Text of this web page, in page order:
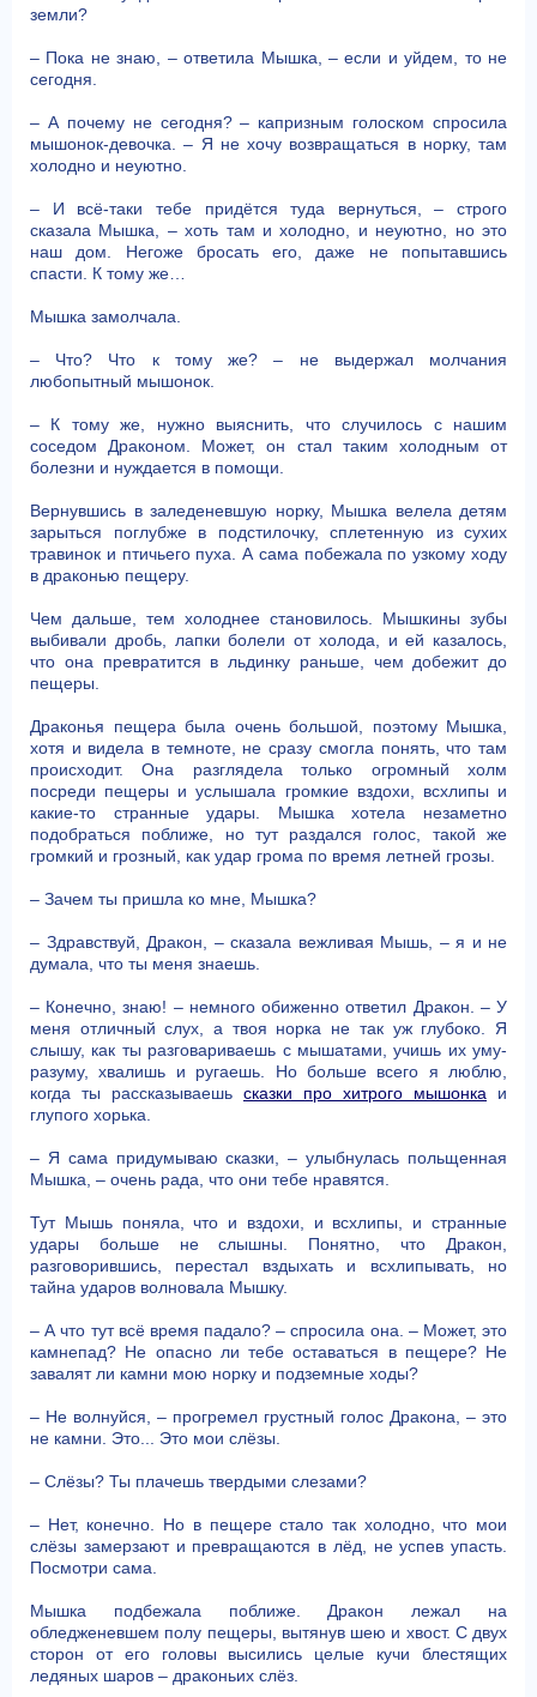
земли?
– Пока не знаю, – ответила Мышка, – если и уйдем, то не
сегодня.
– А почему не сегодня? – капризным голоском спросила
мышонок-девочка. – Я не хочу возвращаться в норку, там
холодно и неуютно.
– И всё-таки тебе придётся туда вернуться, – строго
сказала Мышка, – хоть там и холодно, и неуютно, но это
наш дом. Негоже бросать его, даже не попытавшись
спасти. К тому же…
Мышка замолчала.
– Что? Что к тому же? – не выдержал молчания
любопытный мышонок.
– К тому же, нужно выяснить, что случилось с нашим
соседом Драконом. Может, он стал таким холодным от
болезни и нуждается в помощи.
Вернувшись в заледеневшую норку, Мышка велела детям
зарыться поглубже в подстилочку, сплетенную из сухих
травинок и птичьего пуха. А сама побежала по узкому ходу
в драконью пещеру.
Чем дальше, тем холоднее становилось. Мышкины зубы
выбивали дробь, лапки болели от холода, и ей казалось,
что она превратится в льдинку раньше, чем добежит до
пещеры.
Драконья пещера была очень большой, поэтому Мышка,
хотя и видела в темноте, не сразу смогла понять, что там
происходит. Она разглядела только огромный холм
посреди пещеры и услышала громкие вздохи, всхлипы и
какие-то странные удары. Мышка хотела незаметно
подобраться поближе, но тут раздался голос, такой же
громкий и грозный, как удар грома по время летней грозы.
– Зачем ты пришла ко мне, Мышка?
– Здравствуй, Дракон, – сказала вежливая Мышь, – я и не
думала, что ты меня знаешь.
– Конечно, знаю! – немного обиженно ответил Дракон. – У
меня отличный слух, а твоя норка не так уж глубоко. Я
слышу, как ты разговариваешь с мышатами, учишь их уму-
разуму, хвалишь и ругаешь. Но больше всего я люблю,
когда ты рассказываешь сказки про хитрого мышонка и
глупого хорька.
– Я сама придумываю сказки, – улыбнулась польщенная
Мышка, – очень рада, что они тебе нравятся.
Тут Мышь поняла, что и вздохи, и всхлипы, и странные
удары больше не слышны. Понятно, что Дракон,
разговорившись, перестал вздыхать и всхлипывать, но
тайна ударов волновала Мышку.
– А что тут всё время падало? – спросила она. – Может, это
камнепад? Не опасно ли тебе оставаться в пещере? Не
завалят ли камни мою норку и подземные ходы?
– Не волнуйся, – прогремел грустный голос Дракона, – это
не камни. Это... Это мои слёзы.
– Слёзы? Ты плачешь твердыми слезами?
– Нет, конечно. Но в пещере стало так холодно, что мои
слёзы замерзают и превращаются в лёд, не успев упасть.
Посмотри сама.
Мышка подбежала поближе. Дракон лежал на
обледженевшем полу пещеры, вытянув шею и хвост. С двух
сторон от его головы высились целые кучи блестящих
ледяных шаров – драконьих слёз.